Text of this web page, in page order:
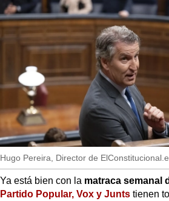
MásQueMercados
JuicioExprés
INTERNACIONAL
OPINIÓN
MUNICIPIOS
Hugo Pereira, Director de
Ya está bien con la matraca semanal
Partido Popular, Vox y Junts tienen